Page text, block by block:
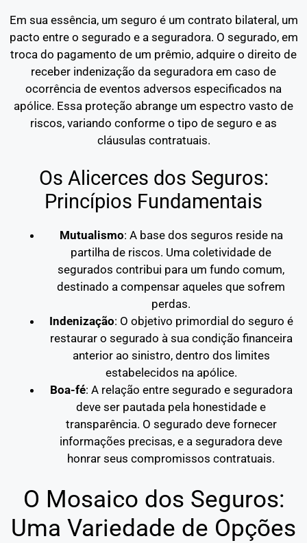
Em sua essência, um seguro é um contrato bilateral, um
pacto entre o segurado e a seguradora. O segurado, em
troca do pagamento de um prêmio, adquire o direito de
receber indenização da seguradora em caso de
ocorrência de eventos adversos especificados na
apólice. Essa proteção abrange um espectro vasto de
riscos, variando conforme o tipo de seguro e as
cláusulas contratuais.
Os Alicerces dos Seguros:
Princípios Fundamentais
Mutualismo: A base dos seguros reside na
partilha de riscos. Uma coletividade de
segurados contribui para um fundo comum,
destinado a compensar aqueles que sofrem
perdas.
Indenização: O objetivo primordial do seguro é
restaurar o segurado à sua condição financeira
anterior ao sinistro, dentro dos limites
estabelecidos na apólice.
Boa-fé: A relação entre segurado e seguradora
deve ser pautada pela honestidade e
transparência. O segurado deve fornecer
informações precisas, e a seguradora deve
honrar seus compromissos contratuais.
O Mosaico dos Seguros:
Uma Variedade de Opções